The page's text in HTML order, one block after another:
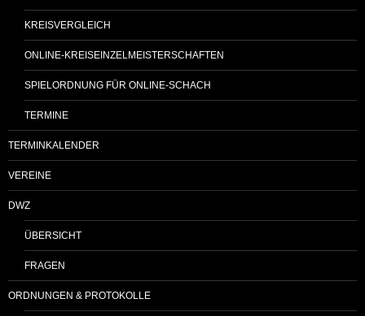
KREISVERGLEICH
ONLINE-KREISEINZELMEISTERSCHAFTEN
SPIELORDNUNG FÜR ONLINE-SCHACH
TERMINE
TERMINKALENDER
VEREINE
DWZ
ÜBERSICHT
FRAGEN
ORDNUNGEN & PROTOKOLLE